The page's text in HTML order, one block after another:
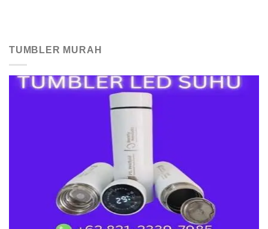
TUMBLER MURAH